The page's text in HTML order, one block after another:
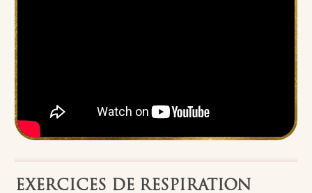
EXERCICES DE RESPIRATION